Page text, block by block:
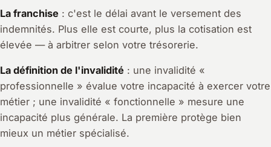
La franchise : c'est le délai avant le versement des
indemnités. Plus elle est courte, plus la cotisation est
élevée — à arbitrer selon votre trésorerie.
La définition de l'invalidité : une invalidité «
professionnelle » évalue votre incapacité à exercer votre
métier ; une invalidité « fonctionnelle » mesure une
incapacité plus générale. La première protège bien
mieux un métier spécialisé.